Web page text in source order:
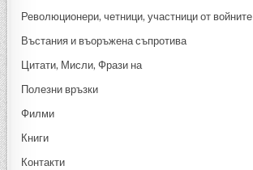
Революционери, четници, участници от войните
Въстания и въоръжена съпротива
Цитати, Мисли, Фрази на
Полезни връзки
Филми
Книги
Контакти